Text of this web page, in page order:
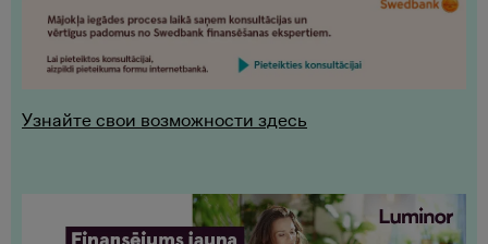
Узнайте свои возможности здесь